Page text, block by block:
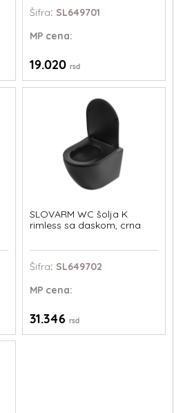
Šifra: SL649701
MPcena:
19.020 rsd
SLOVARM WC šolja K
rimless sa daskom, crna
Šifra: SL649702
MPcena:
31.346 rsd